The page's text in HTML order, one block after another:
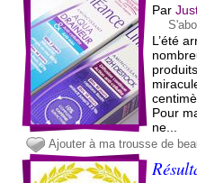
Par
L’été
Pour
ne...
Ajouter à ma trousse de